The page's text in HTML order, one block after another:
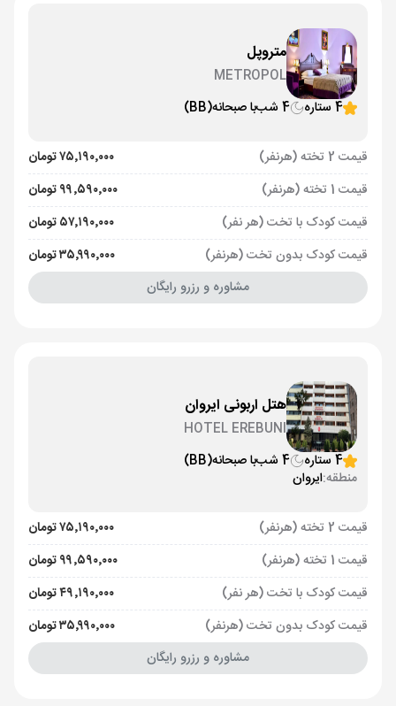
متروپل
METROPOL
4 ستاره
4 شب با صبحانه(BB)
قیمت 2 تخته (هرنفر)
۷۵٬۱۹۰٬۰۰۰ تومان
قیمت 1 تخته (هرنفر)
۹۹٬۵۹۰٬۰۰۰ تومان
قیمت کودک با تخت (هر نفر)
۵۷٬۱۹۰٬۰۰۰ تومان
قیمت کودک بدون تخت (هرنفر)
۳۵٬۹۹۰٬۰۰۰ تومان
مشاوره و رزرو رایگان
هتل اربونی ایروان
HOTEL EREBUNI
4 ستاره
4 شب با صبحانه(BB)
منطقه:ایروان
قیمت 2 تخته (هرنفر)
۷۵٬۱۹۰٬۰۰۰ تومان
قیمت 1 تخته (هرنفر)
۹۹٬۵۹۰٬۰۰۰ تومان
قیمت کودک با تخت (هر نفر)
۴۹٬۱۹۰٬۰۰۰ تومان
قیمت کودک بدون تخت (هرنفر)
۳۵٬۹۹۰٬۰۰۰ تومان
مشاوره و رزرو رایگان